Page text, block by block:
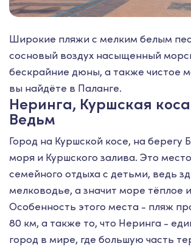
Широкие пляжи с мелким белым
сосновый воздух насыщенный
бескрайние дюны, а также чистое
вы найдёте в Паланге.
Неринга, Куршская
Ведьм
Город на Куршской косе, на берегу
моря и Куршского залива. Это
семейного отдыха с детьми, ведь
мелководье, а значит море тёплое
Особенность этого места - пляж
80 км, а также то, что Неринга -
город в мире, где большую часть